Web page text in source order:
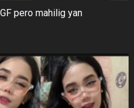
pero mahilig yan